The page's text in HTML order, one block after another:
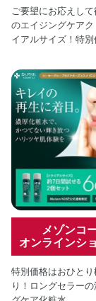
ご要望にお応えし
のエイジングケアク
イアルサイズ！特
メゾンコ
オンラインシ
特別価格はおひとり
り！ロングセラー